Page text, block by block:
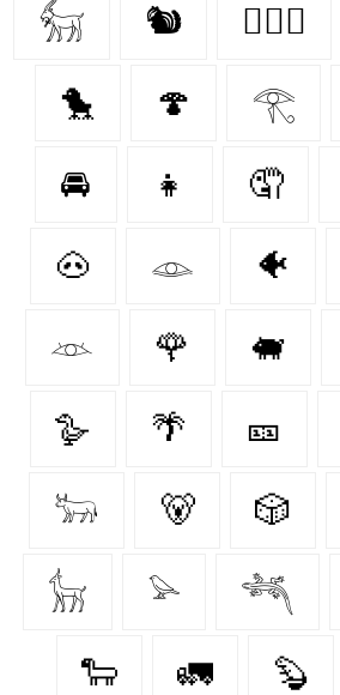
𓃶 🐿 👩‍❤️‍👨
🐤 🍄‍ 𓂀
🚘 👧 🤦‍
🐽 𓁼 🐠
𓁺 🌹 🐖
🪿 🌴 🎫
𓃽 🐻 🎲
𓃴 𓅫 𓆈
🐑 🚛 🦫